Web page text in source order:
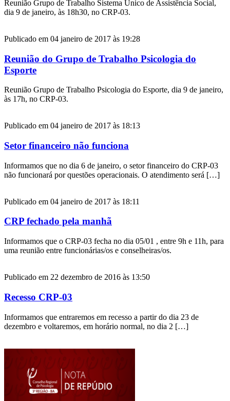
Reunião Grupo de Trabalho Sistema Único de Assistência Social,
dia 9 de janeiro, às 18h30, no CRP-03.
Publicado em 04 janeiro de 2017 às 19:28
Reunião do Grupo de Trabalho Psicologia do
Esporte
Reunião Grupo de Trabalho Psicologia do Esporte, dia 9 de janeiro,
às 17h, no CRP-03.
Publicado em 04 janeiro de 2017 às 18:13
Setor financeiro não funciona
Informamos que no dia 6 de janeiro, o setor financeiro do CRP-03
não funcionará por questões operacionais. O atendimento será […]
Publicado em 04 janeiro de 2017 às 18:11
CRP fechado pela manhã
Informamos que o CRP-03 fecha no dia 05/01 , entre 9h e 11h, para
uma reunião entre funcionárias/os e conselheiras/os.
Publicado em 22 dezembro de 2016 às 13:50
Recesso CRP-03
Informamos que entraremos em recesso a partir do dia 23 de
dezembro e voltaremos, em horário normal, no dia 2 […]